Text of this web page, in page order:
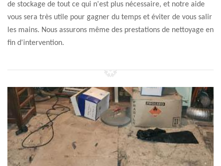
de stockage de tout ce qui n'est plus nécessaire, et notre aide
vous sera très utile pour gagner du temps et éviter de vous salir
les mains. Nous assurons même des prestations de nettoyage en
fin d'intervention.